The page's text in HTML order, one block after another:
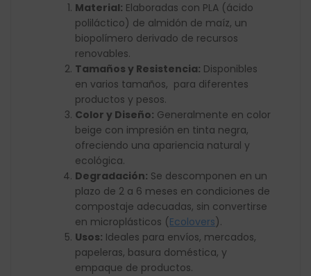
Material: Elaboradas con PLA (ácido
poliláctico) de almidón de maíz, un
biopolímero derivado de recursos
renovables.
Tamaños y Resistencia: Disponibles
en varios tamaños, para diferentes
productos y pesos.
Color y Diseño: Generalmente en color
beige con impresión en tinta negra,
ofreciendo una apariencia natural y
ecológica.
Degradación: Se descomponen en un
plazo de 2 a 6 meses en condiciones de
compostaje adecuadas, sin convertirse
en microplásticos​ (Ecolovers)​.
Usos: Ideales para envíos, mercados,
papeleras, basura doméstica, y
empaque de productos.